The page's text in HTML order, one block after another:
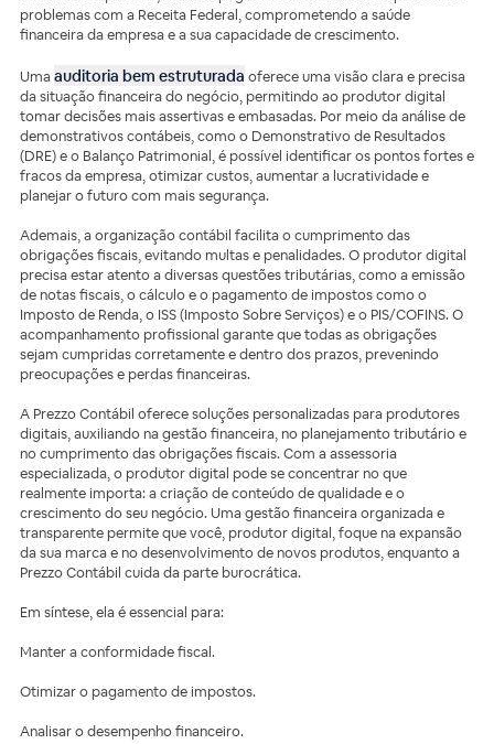
problemas com a Receita Federal, comprometendo a saúde
financeira da empresa e a sua capacidade de crescimento.
Umaauditoria bem estruturada oferece uma visão clara e precisa
da situação financeira do negócio, permitindo ao produtor digital
tomar decisões mais assertivas e embasadas. Por meio da análise de
demonstrativos contábeis, como o Demonstrativo de Resultados
(DRE) e o Balanço Patrimonial, é possível identificar os pontos fortes e
fracos da empresa, otimizar custos, aumentar a lucratividade e
planejar o futuro com mais segurança.
Ademais, a organização contábil facilita o cumprimento das
obrigações fiscais, evitando multas e penalidades. O produtor digital
precisa estar atento a diversas questões tributárias, como a emissão
de notas fiscais, o cálculo e o pagamento de impostos como o
Imposto de Renda, o ISS (Imposto Sobre Serviços) e o PIS/COFINS. O
acompanhamento profissional garante que todas as obrigações
sejam cumpridas corretamente e dentro dos prazos, prevenindo
preocupações e perdas financeiras.
A Prezzo Contábil oferece soluções personalizadas para produtores
digitais, auxiliando na gestão financeira, no planejamento tributário e
no cumprimento das obrigações fiscais. Com a assessoria
especializada, o produtor digital pode se concentrar no que
realmente importa: a criação de conteúdo de qualidade e o
crescimento do seu negócio. Uma gestão financeira organizada e
transparente permite que você, produtor digital, foque na expansão
da sua marca e no desenvolvimento de novos produtos, enquanto a
Prezzo Contábil cuida da parte burocrática.
Em síntese, ela é essencial para:
Manter a conformidade fiscal.
Otimizar o pagamento de impostos.
Analisar o desempenho financeiro.